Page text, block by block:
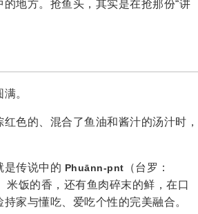
地方。抢鱼头，其实是在抢那份“讲
。
色的、混合了鱼油和酱汁的汤汁时，
是传说中的 Phuānn-pnt （台罗：
饭的香，还有鱼肉碎末的鲜，在口
家与懂吃、爱吃个性的完美融合。